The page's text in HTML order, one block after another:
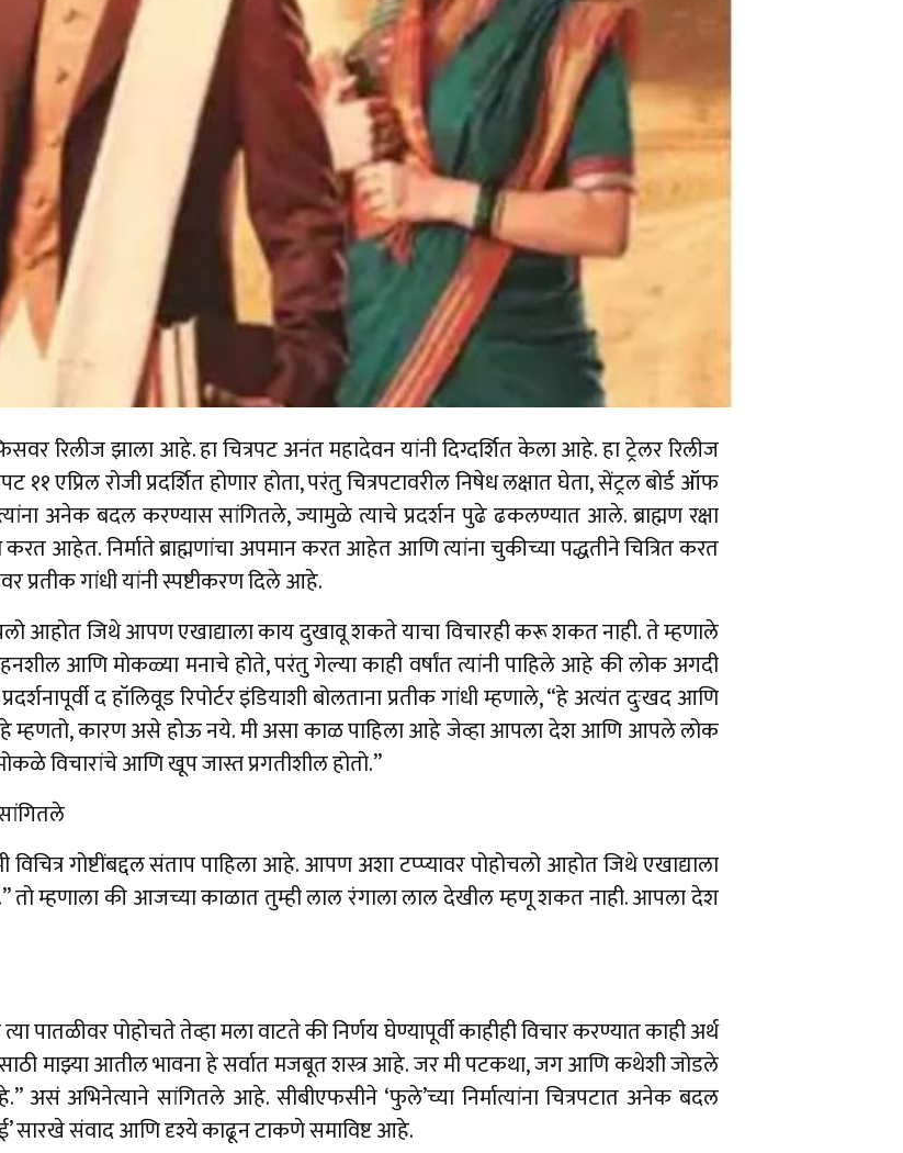
रिलीज झाला आहे. हा चित्रपट अनंत महादेवन यांनी दिग्दर्शित केला आहे. हा ट्रेलर रिलीज
११ एप्रिल रोजी प्रदर्शित होणार होता, परंतु चित्रपटावरील निषेध लक्षात घेता, सेंट्रल बोर्ड ऑफ
अनेक बदल करण्यास सांगितले, ज्यामुळे त्याचे प्रदर्शन पुढे ढकलण्यात आले. ब्राह्मण रक्षा
आहेत. निर्माते ब्राह्मणांचा अपमान करत आहेत आणि त्यांना चुकीच्या पद्धतीने चित्रित करत
प्रतीक गांधी यांनी स्पष्टीकरण दिले आहे.
आहोत जिथे आपण एखाद्याला काय दुखावू शकते याचा विचारही करू शकत नाही. ते म्हणाले
आणि मोकळ्या मनाचे होते, परंतु गेल्या काही वर्षांत त्यांनी पाहिले आहे की लोक अगदी
द हॉलिवूड रिपोर्टर इंडियाशी बोलताना प्रतीक गांधी म्हणाले, “हे अत्यंत दुःखद आणि
हे म्हणतो, कारण असे होऊ नये. मी असा काळ पाहिला आहे जेव्हा आपला देश आणि आपले लोक
विचारांचे आणि खूप जास्त प्रगतीशील होतो.”
विचित्र गोष्टींबद्दल संताप पाहिला आहे. आपण अशा टप्प्यावर पोहोचलो आहोत जिथे एखाद्याला
तो म्हणाला की आजच्या काळात तुम्ही लाल रंगाला लाल देखील म्हणू शकत नाही. आपला देश
पातळीवर पोहोचते तेव्हा मला वाटते की निर्णय घेण्यापूर्वी काहीही विचार करण्यात काही अर्थ
माझ्या आतील भावना हे सर्वात मजबूत शस्त्र आहे. जर मी पटकथा, जग आणि कथेशी जोडले
अभिनेत्याने सांगितले आहे. सीबीएफसीने ‘फुले’च्या निर्मात्यांना चित्रपटात अनेक बदल
सारखे संवाद आणि दृश्ये काढून टाकणे समाविष्ट आहे.